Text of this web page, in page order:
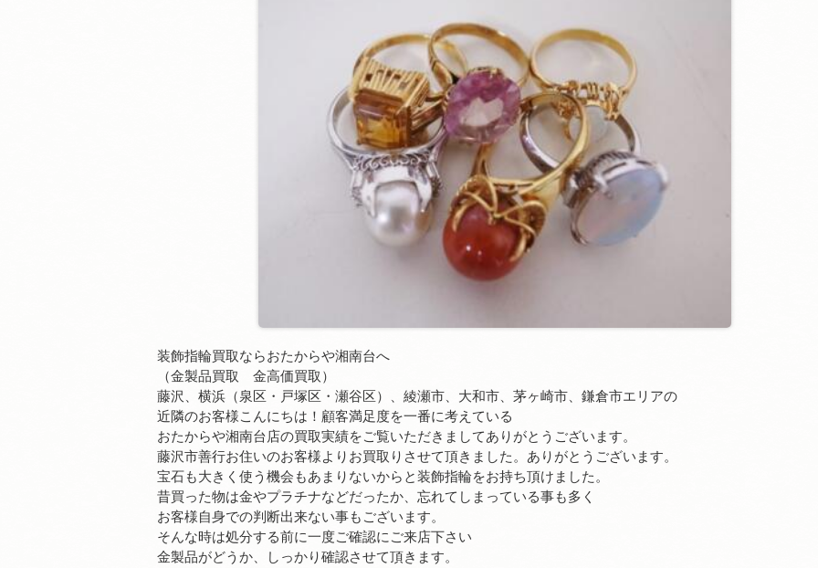
装飾指輪買取ならおたからや湘南台へ
（金製品買取 金高価買取）
藤沢、横浜（泉区・戸塚区・瀬谷区）、綾瀬市、大和市、茅ヶ崎市、鎌倉市エリアの
近隣のお客様こんにちは！顧客満足度を一番に考えている
おたからや湘南台店の買取実績をご覧いただきましてありがとうございます。
藤沢市善行お住いのお客様よりお買取りさせて頂きました。ありがとうございます。
宝石も大きく使う機会もあまりないからと装飾指輪をお持ち頂けました。
昔買った物は金やプラチナなどだったか、忘れてしまっている事も多く
お客様自身での判断出来ない事もございます。
そんな時は処分する前に一度ご確認にご来店下さい
金製品がどうか、しっかり確認させて頂きます。